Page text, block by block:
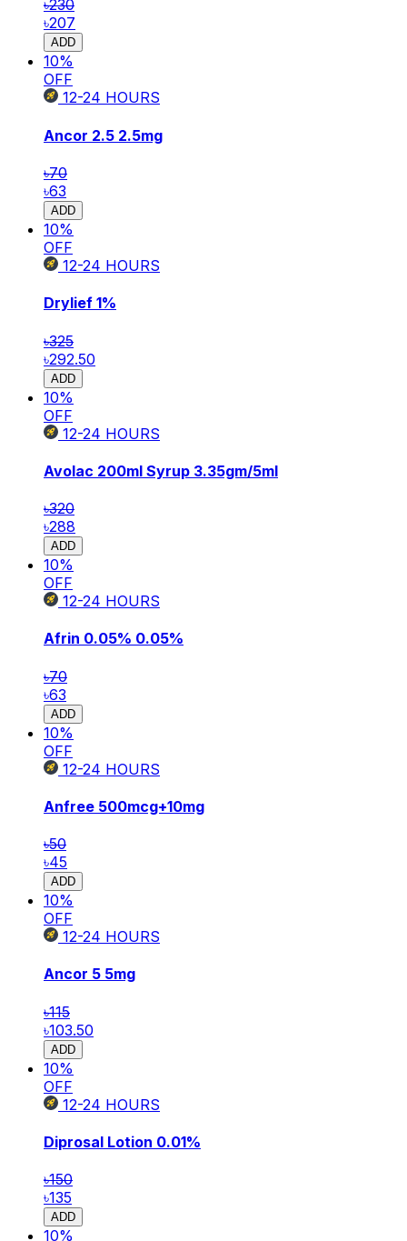
৳230
৳207
ADD
10%
OFF
12-24 HOURS
Ancor 2.5 2.5mg
৳70
৳63
ADD
10%
OFF
12-24 HOURS
Drylief 1%
৳325
৳292.50
ADD
10%
OFF
12-24 HOURS
Avolac 200ml Syrup 3.35gm/5ml
৳320
৳288
ADD
10%
OFF
12-24 HOURS
Afrin 0.05% 0.05%
৳70
৳63
ADD
10%
OFF
12-24 HOURS
Anfree 500mcg+10mg
৳50
৳45
ADD
10%
OFF
12-24 HOURS
Ancor 5 5mg
৳115
৳103.50
ADD
10%
OFF
12-24 HOURS
Diprosal Lotion 0.01%
৳150
৳135
ADD
10%